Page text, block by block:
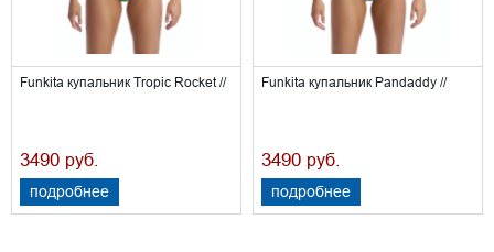
Funkita купальник Tropic Rocket //
3490 руб.
подробнее
Funkita купальник Pandaddy //
3490 руб.
подробнее